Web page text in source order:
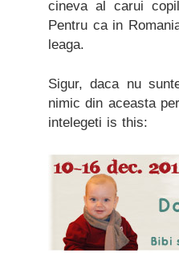
cineva al carui
Pentru ca in
leaga.
Sigur, daca nu
nimic din aceasta
intelegeti is this: